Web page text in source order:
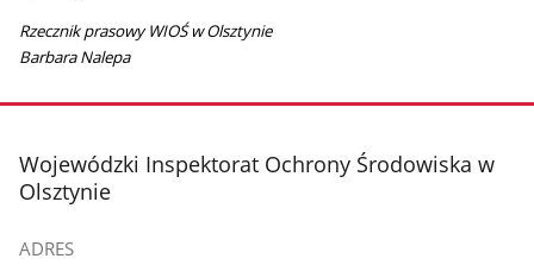
Rzecznik prasowy WIOŚ w Olsztynie
Barbara Nalepa
stopka
Wojewódzki Inspektorat Ochrony Środowiska w
Olsztynie
ADRES